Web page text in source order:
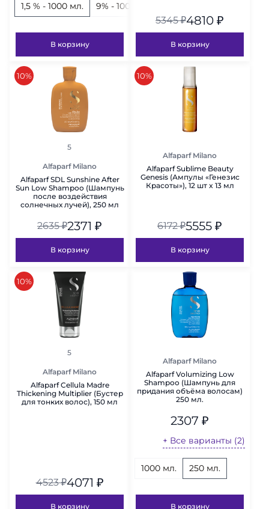
1,5 % - 1000 мл. 9% - 1000 мл.
В корзину
5345₽4810 ₽
В корзину
скидка
10%
рейтинг
5
Alfaparf Milano
Alfaparf SDL Sunshine After
Sun Low Shampoo (Шампунь
после воздействия
солнечных лучей), 250 мл
2635₽2371 ₽
В корзину
скидка
10%
Alfaparf Milano
Alfaparf Sublime Beauty
Genesis (Ампулы «Генезис
Красоты»), 12 шт x 13 мл
6172₽5555 ₽
В корзину
скидка
10%
рейтинг
5
Alfaparf Milano
Alfaparf Cellula Madre
Thickening Multiplier (Бустер
для тонких волос), 150 мл
4523₽4071 ₽
В корзину
Alfaparf Milano
Alfaparf Volumizing Low
Shampoo (Шампунь для
придания объёма волосам)
250 мл.
2307 ₽
+ Все варианты (2)
1000 мл. 250 мл.
В корзину